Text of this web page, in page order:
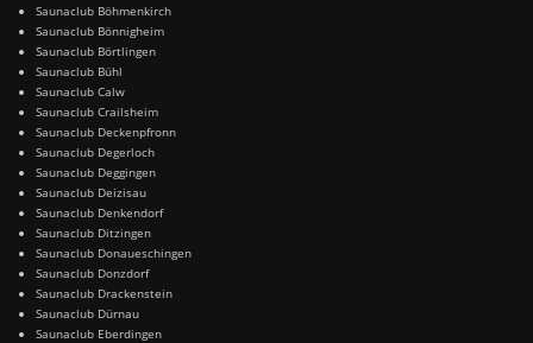
Saunaclub Böhmenkirch
Saunaclub Bönnigheim
Saunaclub Börtlingen
Saunaclub Bühl
Saunaclub Calw
Saunaclub Crailsheim
Saunaclub Deckenpfronn
Saunaclub Degerloch
Saunaclub Deggingen
Saunaclub Deizisau
Saunaclub Denkendorf
Saunaclub Ditzingen
Saunaclub Donaueschingen
Saunaclub Donzdorf
Saunaclub Drackenstein
Saunaclub Dürnau
Saunaclub Eberdingen